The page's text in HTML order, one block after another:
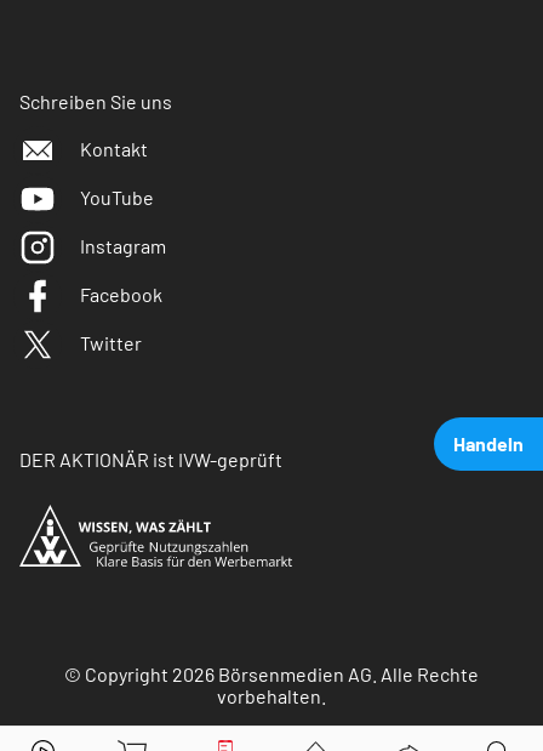
Handeln
Schreiben Sie uns
Kontakt
YouTube
Instagram
Facebook
Twitter
DER AKTIONÄR ist IVW-geprüft
© Copyright 2026 Börsenmedien AG. Alle Rechte
vorbehalten.